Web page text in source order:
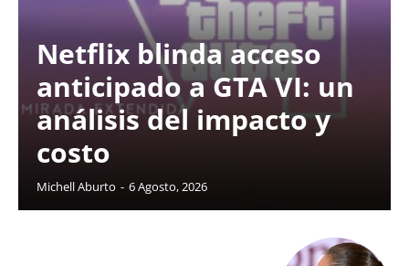
Netflix blinda acceso
anticipado a GTA VI: un
análisis del impacto y
costo
Michell Aburto - 6 Agosto, 2026